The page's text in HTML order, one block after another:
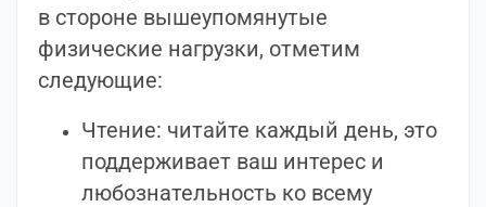
в стороне вышеупомянутые
физические нагрузки, отметим
следующие:
Чтение: читайте каждый день, это
поддерживает ваш интерес и
любознательность ко всему